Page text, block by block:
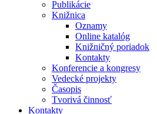
Publikácie
Knižnica
Oznamy
Online katalóg
Knižničný poriadok
Kontakty
Konferencie a kongresy
Vedecké projekty
Časopis
Tvorivá činnosť
Kontakty